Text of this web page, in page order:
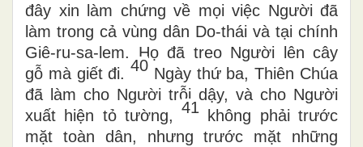
đây xin làm chứng về mọi việc Người đã
làm trong cả vùng dân Do-thái và tại chính
Giê-ru-sa-lem. Họ đã treo Người lên cây
gỗ mà giết đi.40 Ngày thứ ba, Thiên Chúa
đã làm cho Người trỗi dậy, và cho Người
xuất hiện tỏ tường,41 không phải trước
mặt toàn dân, nhưng trước mặt những